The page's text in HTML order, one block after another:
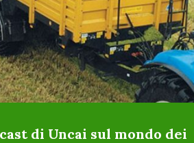
di Uncai sul mondo dei